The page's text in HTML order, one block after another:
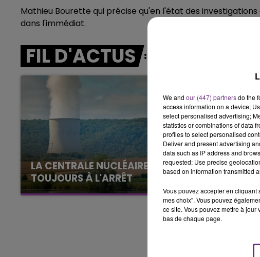
5h00 - 6h00
CHAMPAGNE FM
Mathieu Bourette qui précise qu'en l'état des
dans l'immédiat.
FIL D'ACTUS
LA CENTRALE NUCLÉAIRE DE CHOOZ
TOUJOURS À L'ARRÊT
Cela fait déjà une semaine que la centrale
nucléaire ardennaise est à l'arrêt. Une situation
justifiée par la sécheresse intense qui est
We and our (447) partnersdo the
access information on a device;
select personalised advertising;
statistics or combinations of data
profiles to select personalised
Deliver and present advertising
data such as IP address and
requested; Use precise
based on information transmitted
Vous pouvez accepter en
mes choix". Vous pouvez
ce site. Vous pouvez mettre à
bas de chaque page.